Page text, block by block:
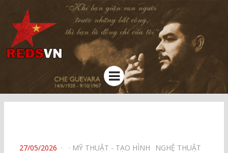
Kênh chia sẻ tri thức cộng đồng
Menu
POSTED
27/05/2026 MỸ THUẬT - TẠO HÌNH⠀ NGHỆ THUẬT⠀